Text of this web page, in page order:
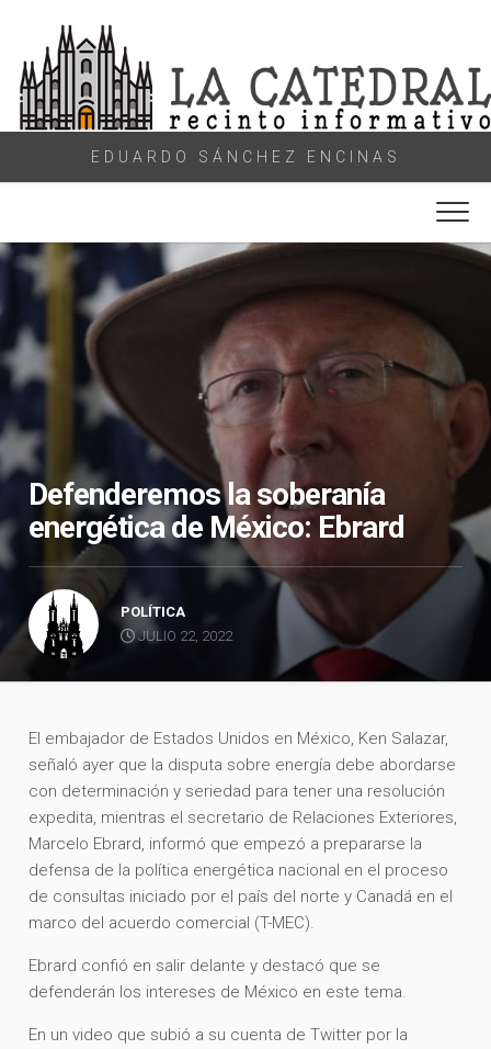
content
EDUARDO SÁNCHEZ ENCINAS
Defenderemos la soberanía
energética de México: Ebrard
POLÍTICA
JULIO 22, 2022
El embajador de Estados Unidos en México, Ken Salazar,
señaló ayer que la disputa sobre energía debe abordarse
con determinación y seriedad para tener una resolución
expedita, mientras el secretario de Relaciones Exteriores,
Marcelo Ebrard, informó que empezó a prepararse la
defensa de la política energética nacional en el proceso
de consultas iniciado por el país del norte y Canadá en el
marco del acuerdo comercial (T-MEC).
Ebrard confió en salir delante y destacó que se
defenderán los intereses de México en este tema.
En un video que subió a su cuenta de Twitter por la